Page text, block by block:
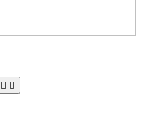
 